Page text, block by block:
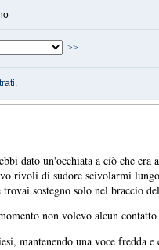
>>
.
dato un'occhiata a ciò che
rivoli di sudore scivolarmi
sostegno solo nel braccio
non volevo alcun
mantenendo una voce